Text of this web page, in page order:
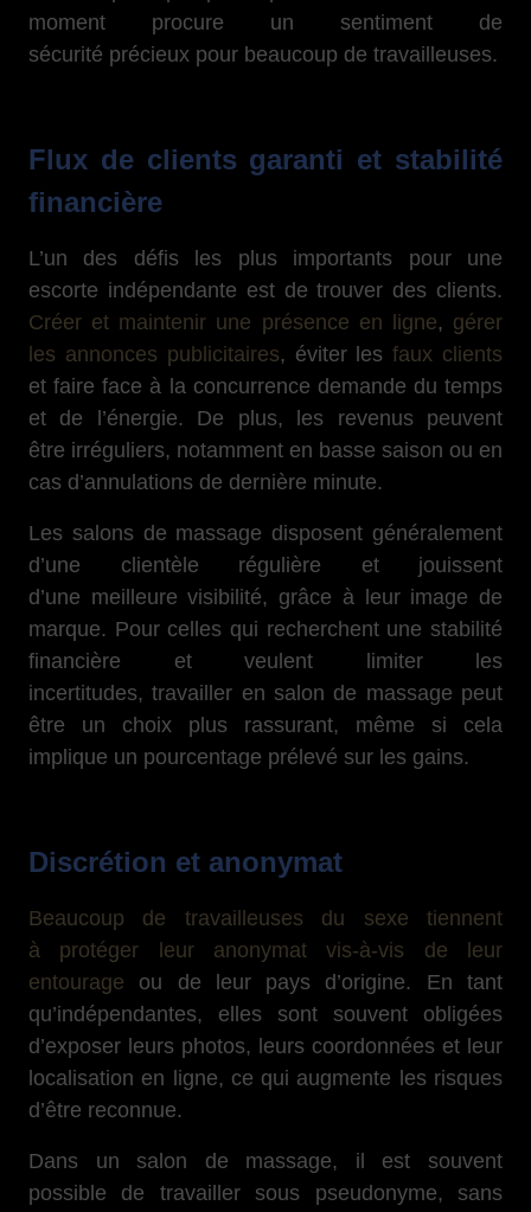
moment procure un sentiment de
sécurité précieux pour beaucoup de travailleuses.
Flux de clients garanti et stabilité
financière
L’un des défis les plus importants pour une
escorte indépendante est de trouver des clients.
Créer et maintenir une présence en ligne, gérer
les annonces publicitaires, éviter les faux clients
et faire face à la concurrence demande du temps
et de l’énergie. De plus, les revenus peuvent
être irréguliers, notamment en basse saison ou en
cas d’annulations de dernière minute.
Les salons de massage disposent généralement
d’une clientèle régulière et jouissent
d’une meilleure visibilité, grâce à leur image de
marque. Pour celles qui recherchent une stabilité
financière et veulent limiter les
incertitudes, travailler en salon de massage peut
être un choix plus rassurant, même si cela
implique un pourcentage prélevé sur les gains.
Discrétion et anonymat
Beaucoup de travailleuses du sexe tiennent
à protéger leur anonymat vis-à-vis de leur
entourage ou de leur pays d’origine. En tant
qu’indépendantes, elles sont souvent obligées
d’exposer leurs photos, leurs coordonnées et leur
localisation en ligne, ce qui augmente les risques
d’être reconnue.
Dans un salon de massage, il est souvent
possible de travailler sous pseudonyme, sans